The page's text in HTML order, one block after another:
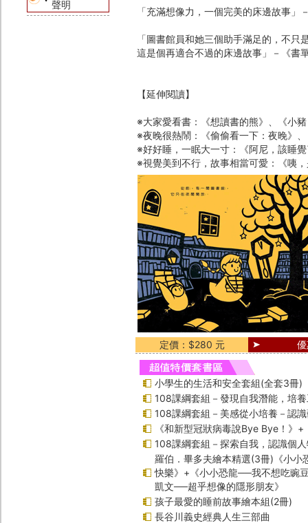
聲明
「充滿想像力，一個完美的床邊故事」
「圖書館員和她三個助手滿足的，不
這是個再適合不過的床邊故事」－《書
【延伸閱讀】
※大家愛看書：《想讀書的熊》、《小
※夜晚很熱鬧：《偷偷看一下：夜晚》
※好好睡，一眠大一寸：《阿尼，該睡
※視覺美到不行，故事相當可愛：《咦
定價：$280 元
小學生的生活和安全套組(全套3冊)
108課綱套組－發現自我潛能，培
108課綱套組－美感從小培養－認
《和新型冠狀病毒說Bye Bye！》
108課綱套組－探索自我，認識個
羅伯．畢多夫繪本精選(3冊)《小小
快樂》+《小小恐龍──我不想吃豌
凱文──超乎想像的隱形朋友》
孩子最愛的睡前故事繪本組(2冊)
長谷川義史經典人生三部曲